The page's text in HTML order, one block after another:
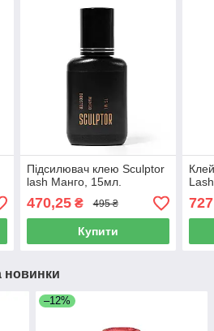
Підсилювач клею Sculptor
lash Манго, 15мл.
470,25₴ 495 ₴
Купити
727
новинки
–12%